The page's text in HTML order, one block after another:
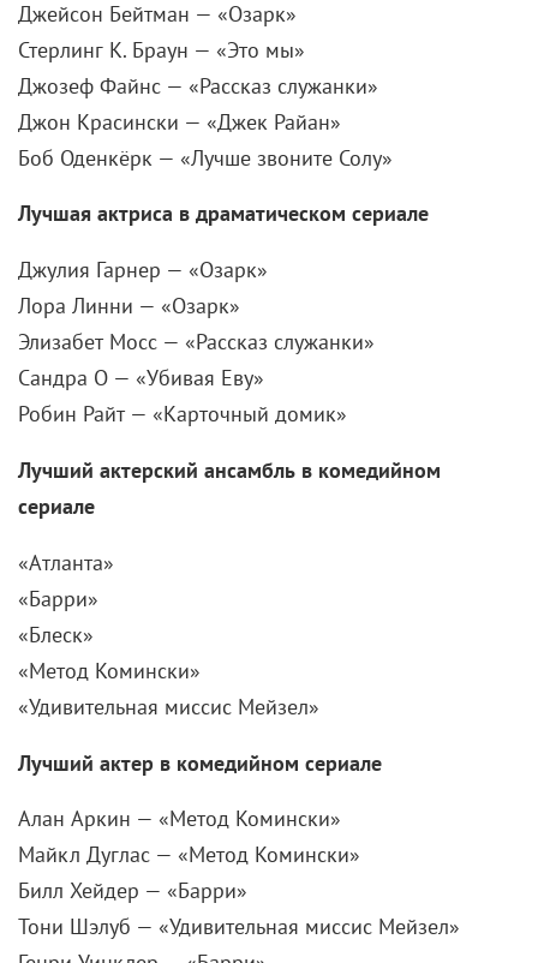
Джон Красински — «Джек Райан»
Боб Оденкёрк — «Лучше звоните Солу»
Лучшая актриса в драматическом сериале
Джулия Гарнер — «Озарк»
Лора Линни — «Озарк»
Сандра О — «Убивая Еву»
Робин Райт — «Карточный домик»
Лучший актерский ансамбль в комедийном
сериале
«Атланта»
«Барри»
«Метод Комински»
«Удивительная миссис Мейзел»
Лучший актер в комедийном сериале
Алан Аркин — «Метод Комински»
Майкл Дуглас — «Метод Комински»
Тони Шэлуб — «Удивительная миссис Мейзел»
Генри Уинклер — «Барри»
Лучшая актриса в комедийном сериале